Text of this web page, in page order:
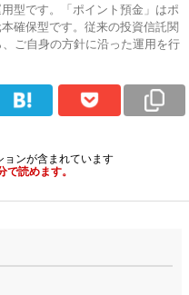
型です。「ポイント預金」はポ
確保型です。従来の投資信託関
ご自身の方針に沿った運用を行
ョンが含まれています
で読めます。